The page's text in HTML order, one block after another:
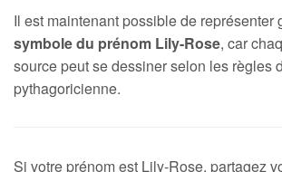
Il est maintenant possible de représenter
symbole du prénom Lily-Rose, car
source peut se dessiner selon les règles
pythagoricienne.
Si votre prénom est Lily-Rose, partagez